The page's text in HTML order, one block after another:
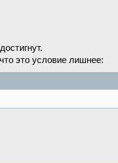
это условие лишнее: